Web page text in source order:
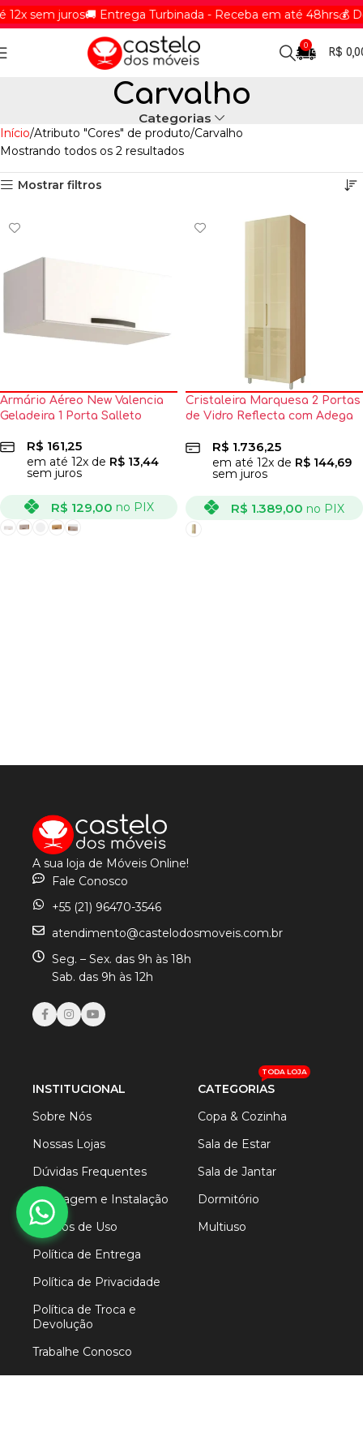
sem juros🚚 Entrega Turbinada - Receba em até 48hrs💰
0
R$
Carvalho
Categorias
Início Atributo "Cores" de produto Carvalho
Mostrando todos os 2 resultados
Mostrar filtros
Armário Aéreo New Valencia
Geladeira 1 Porta Salleto
R$ 161,25
em até 12x de R$ 13,44
sem juros
R$ 129,00 no PIX
Cristaleira Marquesa 2 Portas
de Vidro Reflecta com Adega
R$ 1.736,25
em até 12x de R$ 144,69
sem juros
R$ 1.389,00 no PIX
A sua loja de Móveis Online!
Fale Conosco
+55 (21) 96470-3546
atendimento@castelodosmoveis.com.br
Seg. – Sex. das 9h às 18h
Sab. das 9h às 12h
INSTITUCIONAL
Sobre Nós
Nossas Lojas
Dúvidas Frequentes
Montagem e Instalação
Termos de Uso
Política de Entrega
Política de Privacidade
Política de Troca e
Devolução
Trabalhe Conosco
CATEGORIAS
TODA LOJA
Copa & Cozinha
Sala de Estar
Sala de Jantar
Dormitório
Multiuso